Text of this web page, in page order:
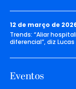
12 de março de
Trends: “Aliar
diferencial”, diz Lucas
Eventos